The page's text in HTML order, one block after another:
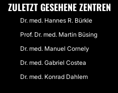
ZULETZT GESEHENE ZENTREN
Dr. med. Hannes R. Bürkle
Prof. Dr. med. Martin Büsing
Dr. med. Manuel Cornely
Dr. med. Gabriel Costea
Dr. med. Konrad Dahlem